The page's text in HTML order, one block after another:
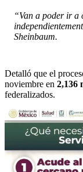
“Van a poder ir a
Sheinbaum.
Detalló que el
noviembre en 2,136
federalizados.